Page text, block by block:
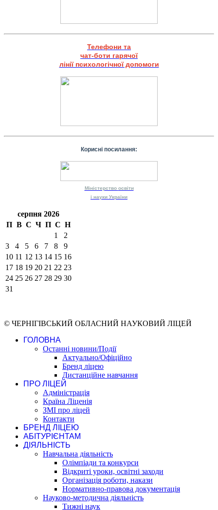
Телефони та
чат-боти гарячої
лінії психологічної допомоги
Корисні посилання:
Міністерство освіти
і науки України
серпня 2026
П В С Ч П С Н
1
2
3
4 5 6 7 8
9
10 11 12 13 14 15 16
17 18 19 20 21 22 23
24 25 26 27 28 29 30
31
© ЧЕРНІГІВСЬКИЙ ОБЛАСНИЙ НАУКОВИЙ ЛІЦЕЙ
ГОЛОВНА
Останні новини/Події
Актуально/Офіційно
Бренд ліцею
Дистанційне навчання
ПРО ЛІЦЕЙ
Адміністрація
Країна Ліценія
ЗМІ про ліцей
Контакти
БРЕНД ЛІЦЕЮ
АБІТУРІЄНТАМ
ДІЯЛЬНІСТЬ
Навчальна діяльність
Олімпіади та конкурси
Відкриті уроки, освітні заходи
Організація роботи, накази
Нормативно-правова документація
Науково-методична діяльність
Тижні наук